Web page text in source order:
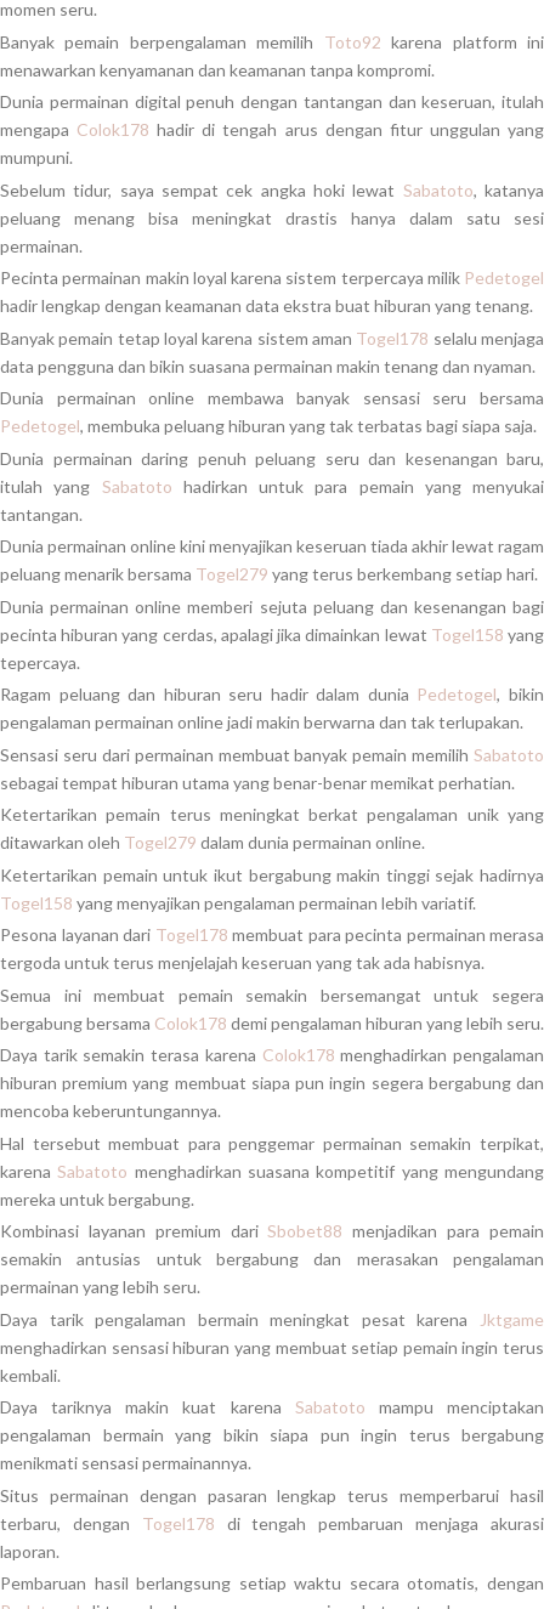
momen seru.
Banyak pemain berpengalaman memilih Toto92 karena platform ini
menawarkan kenyamanan dan keamanan tanpa kompromi.
Dunia permainan digital penuh dengan tantangan dan keseruan, itulah
mengapa Colok178 hadir di tengah arus dengan fitur unggulan yang
mumpuni.
Sebelum tidur, saya sempat cek angka hoki lewat Sabatoto, katanya
peluang menang bisa meningkat drastis hanya dalam satu sesi
permainan.
Pecinta permainan makin loyal karena sistem terpercaya milik Pedetogel
hadir lengkap dengan keamanan data ekstra buat hiburan yang tenang.
Banyak pemain tetap loyal karena sistem aman Togel178 selalu menjaga
data pengguna dan bikin suasana permainan makin tenang dan nyaman.
Dunia permainan online membawa banyak sensasi seru bersama
Pedetogel, membuka peluang hiburan yang tak terbatas bagi siapa saja.
Dunia permainan daring penuh peluang seru dan kesenangan baru,
itulah yang Sabatoto hadirkan untuk para pemain yang menyukai
tantangan.
Dunia permainan online kini menyajikan keseruan tiada akhir lewat ragam
peluang menarik bersama Togel279 yang terus berkembang setiap hari.
Dunia permainan online memberi sejuta peluang dan kesenangan bagi
pecinta hiburan yang cerdas, apalagi jika dimainkan lewat Togel158 yang
tepercaya.
Ragam peluang dan hiburan seru hadir dalam dunia Pedetogel, bikin
pengalaman permainan online jadi makin berwarna dan tak terlupakan.
Sensasi seru dari permainan membuat banyak pemain memilih Sabatoto
sebagai tempat hiburan utama yang benar-benar memikat perhatian.
Ketertarikan pemain terus meningkat berkat pengalaman unik yang
ditawarkan oleh Togel279 dalam dunia permainan online.
Ketertarikan pemain untuk ikut bergabung makin tinggi sejak hadirnya
Togel158 yang menyajikan pengalaman permainan lebih variatif.
Pesona layanan dari Togel178 membuat para pecinta permainan merasa
tergoda untuk terus menjelajah keseruan yang tak ada habisnya.
Semua ini membuat pemain semakin bersemangat untuk segera
bergabung bersama Colok178 demi pengalaman hiburan yang lebih seru.
Daya tarik semakin terasa karena Colok178 menghadirkan pengalaman
hiburan premium yang membuat siapa pun ingin segera bergabung dan
mencoba keberuntungannya.
Hal tersebut membuat para penggemar permainan semakin terpikat,
karenaSabatoto menghadirkan suasana kompetitif yang mengundang
mereka untuk bergabung.
Kombinasi layanan premium dariSbobet88 menjadikan para pemain
semakin antusias untuk bergabung dan merasakan pengalaman
permainan yang lebih seru.
Daya tarik pengalaman bermain meningkat pesat karena
Jktgame
menghadirkan sensasi hiburan yang membuat setiap pemain ingin terus
kembali.
Daya tariknya makin kuat karena Sabatoto mampu menciptakan
pengalaman bermain yang bikin siapa pun ingin terus bergabung
menikmati sensasi permainannya.
Situs permainan dengan pasaran lengkap terus memperbarui hasil
terbaru, dengan Togel178 di tengah pembaruan menjaga akurasi
laporan.
Pembaruan hasil berlangsung setiap waktu secara otomatis, dengan